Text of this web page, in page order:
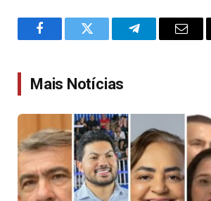
FacebookTwitter TelegramEmail
Mais Notícias